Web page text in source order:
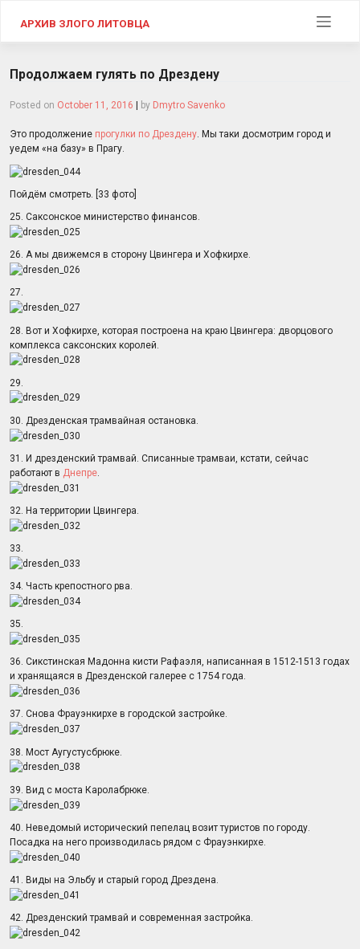
АРХИВ ЗЛОГО ЛИТОВЦА
Продолжаем гулять по Дрездену
Posted on October 11, 2016 | by Dmytro Savenko
Это продолжение прогулки по Дрездену . Мы таки досмотрим город и
уедем «на базу» в Прагу.
Пойдём смотреть. [33 фото]
25. Саксонское министерство финансов.
26. А мы движемся в сторону Цвингера и Хофкирхе.
27.
28. Вот и Хофкирхе, которая построена на краю Цвингера: дворцового
комплекса саксонских королей.
29.
30. Дрезденская трамвайная остановка.
31. И дрезденский трамвай. Списанные трамваи, кстати, сейчас
работают в Днепре.
32. На территории Цвингера.
33.
34. Часть крепостного рва.
35.
36. Сикстинская Мадонна кисти Рафаэля, написанная в 1512-1513 годах
и хранящаяся в Дрезденской галерее с 1754 года.
37. Снова Фрауэнкирхе в городской застройке.
38. Мост Аугустусбрюке.
39. Вид с моста Каролабрюке.
40. Неведомый исторический пепелац возит туристов по городу.
Посадка на него производилась рядом с Фрауэнкирхе.
41. Виды на Эльбу и старый город Дрездена.
42. Дрезденский трамвай и современная застройка.